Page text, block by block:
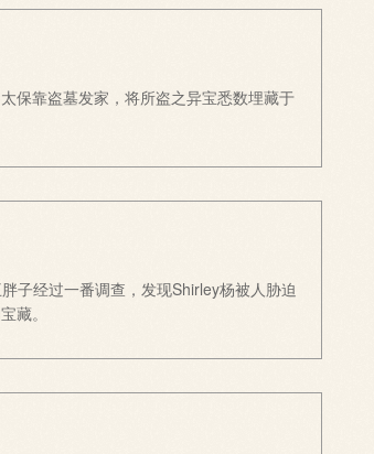
保靠盗墓发家，将所盗之异宝悉数埋藏于
子经过一番调查，发现Shirley杨被人胁迫
藏。